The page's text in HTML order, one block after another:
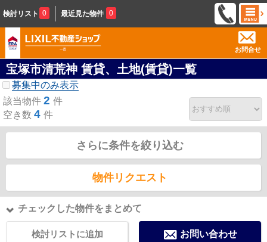
検討リスト 0 最近見た物件 0
お問合せ
宝塚市清荒神 賃貸、土地(賃貸)一覧
募集中のみ表示
該当物件 2 件
空き数 4 件
さらに条件を絞り込む
物件リクエスト
チェックした物件をまとめて
検討リストに追加 お問い合わせ